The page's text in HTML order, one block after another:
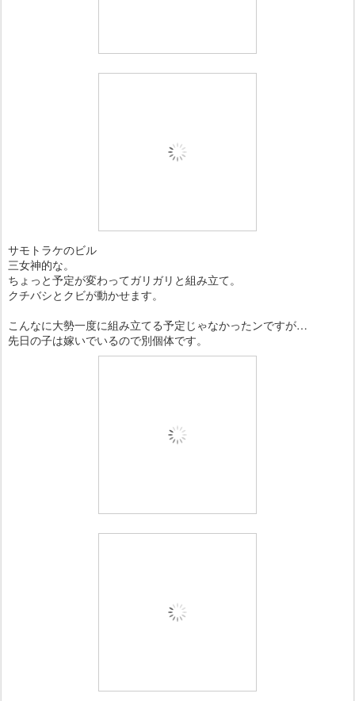
サモトラケのビル
三女神的な。
ちょっと予定が変わってガリガリと組み立て。
クチバシとクビが動かせます。
こんなに大勢一度に組み立てる予定じゃなかったンですが…
先日の子は嫁いでいるので別個体です。